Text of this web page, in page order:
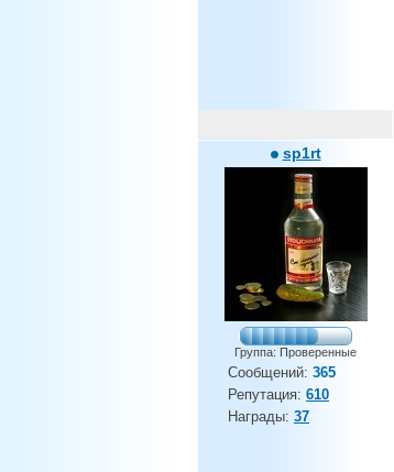
sp1rt
Группа: Проверенные
Сообщений: 365
Репутация: 610
Награды: 37